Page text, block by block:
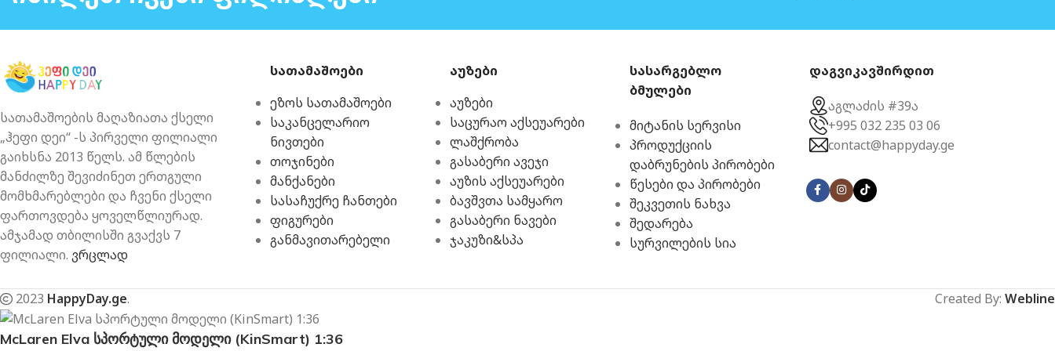
სათამაშოების მაღაზიათა ქსელი
„ჰეფი დეი“ -ს პირველი ფილიალი
გაიხსნა 2013 წელს. ამ წლების
მანძილზე შევიძინეთ ერთგული
მომხმარებლები და ჩვენი ქსელი
ფართოვდება ყოველწლიურად.
ამჯამად თბილისში გვაქვს 7
ფილიალი. ვრცლად
სათამაშოები
ეზოს სათამაშოები
საკანცელარიო
ნივთები
თოჯინები
მანქანები
სასაჩუქრე ჩანთები
ფიგურები
განმავითარებელი
აუზები
აუზები
საცურაო აქსეუარები
ლაშქრობა
გასაბერი ავეჯი
აუზის აქსეუარები
ბავშვთა სამყარო
გასაბერი ნავები
ჯაკუზი&სპა
სასარგებლო
ბმულები
მიტანის სერვისი
პროდუქციის
დაბრუნების პირობები
წესები და პირობები
შეკვეთის ნახვა
შედარება
სურვილების სია
დაგვიკავშირდით
აგლაძის #39ა
+995 032 235 03 06
contact@happyday.ge
2023 HappyDay.ge. Created By: Webline
McLaren Elva სპორტული მოდელი (KinSmart) 1:36